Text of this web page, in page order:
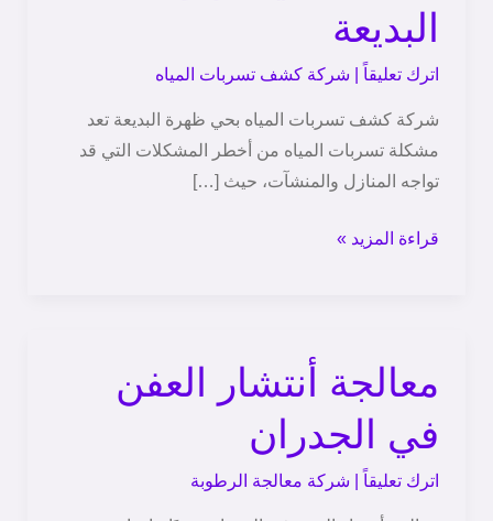
البديعة
اترك تعليقاً شركة كشف تسربات المياه
شركة كشف تسربات المياه بحي ظهرة البديعة تعد
مشكلة تسربات المياه من أخطر المشكلات التي قد
تواجه المنازل والمنشآت، حيث […]
بحي
ظهرة
قراءة المزيد »
معالجة أنتشار العفن
في الجدران
اترك تعليقاً شركة معالجة الرطوبة
معالجة
أنتشار
العفن
الجدران